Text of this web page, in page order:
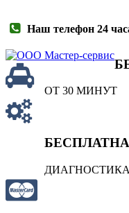
Наш телефон 24
ОТ 30 МИНУТ
ДИАГНОСТИКА